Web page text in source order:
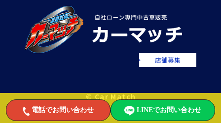
電話でお問い合わせ LINEでお問い合わせ
店舗募集
© Car Match
自社ローンで中古車をお値打ちに販売するカーマッチ